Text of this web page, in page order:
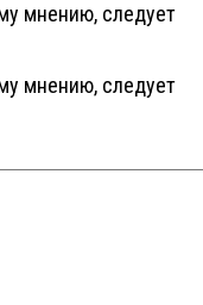
мнению, следует
мнению, следует